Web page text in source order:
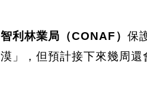
智利林業局（CONAF） 保
漠」，但預計接下來幾周還